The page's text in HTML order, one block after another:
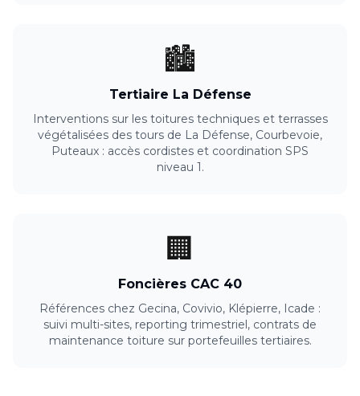
🏙️
Tertiaire La Défense
Interventions sur les toitures techniques et terrasses
végétalisées des tours de La Défense, Courbevoie,
Puteaux : accès cordistes et coordination SPS
niveau 1.
🏢
Foncières CAC 40
Références chez Gecina, Covivio, Klépierre, Icade :
suivi multi-sites, reporting trimestriel, contrats de
maintenance toiture sur portefeuilles tertiaires.